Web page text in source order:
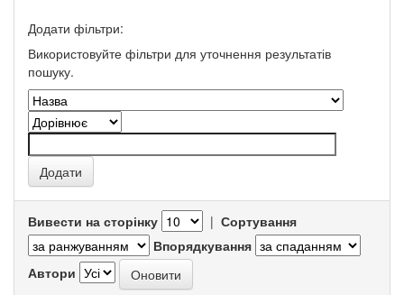
Додати фільтри:
Використовуйте фільтри для уточнення результатів
пошуку.
Вивести на сторінку | Сортування
Впорядкування
Автори